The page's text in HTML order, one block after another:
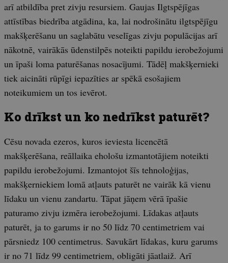
arī atbildība pret zivju resursiem. Gaujas Ilgtspējīgas
attīstības biedrība atgādina, ka, lai nodrošinātu ilgtspējīgu
makšķerēšanu un saglabātu veselīgas zivju populācijas arī
nākotnē, vairākās ūdenstilpēs noteikti papildu ierobežojumi
un īpaši loma paturēšanas nosacījumi. Tādēļ makšķernieki
tiek aicināti rūpīgi iepazīties ar spēkā esošajiem
noteikumiem un tos ievērot.
Ko drīkst un ko nedrīkst paturēt?
Cēsu novada ezeros, kuros ieviesta licencētā
makšķerēšana, reāllaika ehološu izmantotājiem noteikti
papildu ierobežojumi. Izmantojot šīs tehnoloģijas,
makšķerniekiem lomā atļauts paturēt ne vairāk kā vienu
līdaku un vienu zandartu. Tāpat jāņem vērā īpašie
paturamo zivju izmēra ierobežojumi. Līdakas atļauts
paturēt, ja to garums ir no 50 līdz 70 centimetriem vai
pārsniedz 100 centimetrus. Savukārt līdakas, kuru garums
ir no 71 līdz 99 centimetriem, obligāti jāatlaiž. Arī